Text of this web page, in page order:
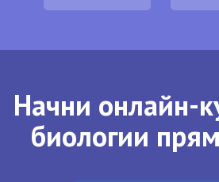
Начни онлайн-
биологии